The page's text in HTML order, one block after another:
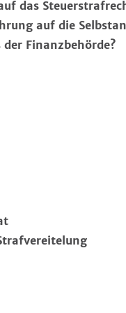
das
auf die
Finanzbehörde?